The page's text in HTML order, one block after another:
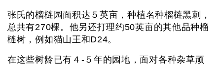
张氏的榴梿园面积达５英亩，种植名种榴梿黑刺，
总共有270棵。他另还打理约50英亩的其他品种榴
梿树，例如猫山王和D24。
在这些树龄已有４-５年的园地，面对各种杂草顽